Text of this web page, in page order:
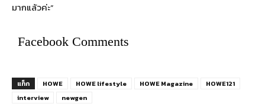
มากแล้วค่ะ”
Facebook Comments
แท็ก HOWE HOWE lifestyle HOWE Magazine
HOWE121
interview
newgen